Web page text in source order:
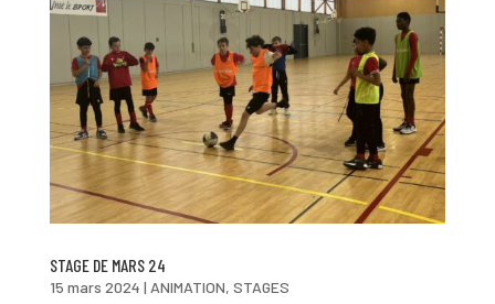
STAGE DE MARS 24
15 mars 2024 | ANIMATION, STAGES